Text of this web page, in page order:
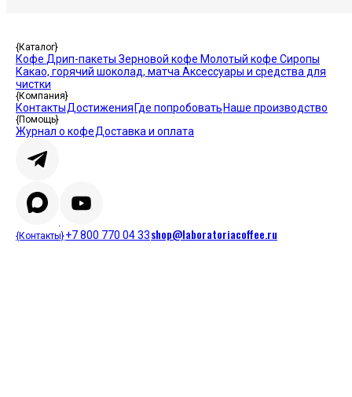
{Каталог}
Кофе Дрип-пакеты Зерновой кофе Молотый кофе Сиропы
Какао, горячий шоколад, матча Аксессуары и средства для
чистки
{Компания}
КонтактыДостижения Где попробовать Наше производство
{Помощь}
Журнал о кофеДоставка и оплата
{Контакты}+7 800 770 04 33shop@laboratoriacoffee.ru